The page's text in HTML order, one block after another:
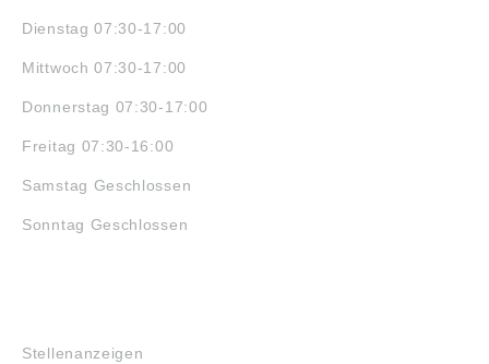
Dienstag 07:30-17:00
Mittwoch 07:30-17:00
Donnerstag 07:30-17:00
Freitag 07:30-16:00
Samstag Geschlossen
Sonntag Geschlossen
Stellenanzeigen